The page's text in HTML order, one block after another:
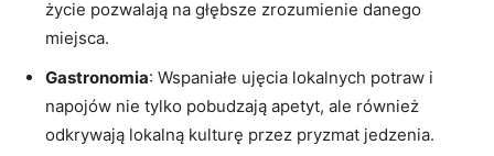
życie pozwalają na głębsze zrozumienie danego
miejsca.
Gastronomia: Wspaniałe ujęcia lokalnych potraw i
napojów nie tylko pobudzają apetyt, ale również‌
odkrywają lokalną kulturę przez pryzmat jedzenia.